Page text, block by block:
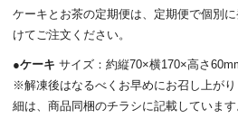
ケーキとお茶の定期便は、定期便で個別
けてご注文ください。
●ケーキ サイズ：約縦70×横170×高さ
※解凍後はなるべくお早めにお召し上が
細は、商品同梱のチラシに記載しています